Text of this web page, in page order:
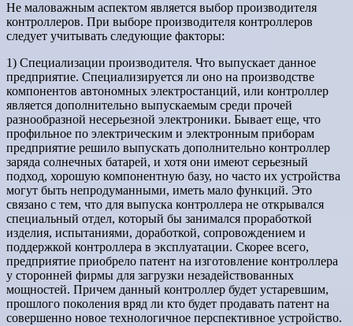
Не маловажным аспектом является выбор производителя
контроллеров. При выборе производителя контроллеров
следует учитывать следующие факторы:
1) Специализации производителя. Что выпускает данное
предприятие. Специализируется ли оно на производстве
компонентов автономных электростанций, или контроллер
является дополнительно выпускаемым среди прочей
разнообразной несерьезной электроники. Бывает еще, что
профильное по электрическим и электронным приборам
предприятие решило выпускать дополнительно контроллер
заряда солнечных батарей, и хотя они имеют серьезный
подход, хорошую компонентную базу, но часто их устройства
могут быть непродуманными, иметь мало функций. Это
связано с тем, что для выпуска контроллера не открывался
специальный отдел, который бы занимался проработкой
изделия, испытаниями, доработкой, сопровождением и
поддержкой контроллера в эксплуатации. Скорее всего,
предприятие приобрело патент на изготовление контроллера
у сторонней фирмы для загрузки незадействованных
мощностей. Причем данный контроллер будет устаревшим,
прошлого поколения вряд ли кто будет продавать патент на
совершенно новое технологичное перспективное устройство.